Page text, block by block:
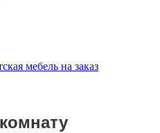
мебель на заказ